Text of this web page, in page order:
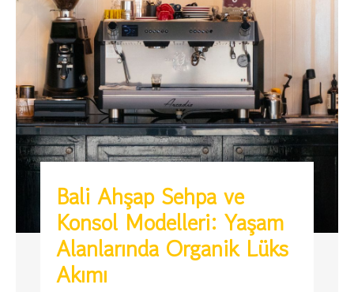
Bali Ahşap Sehpa ve
Konsol Modelleri: Yaşam
Alanlarında Organik Lüks
Akımı